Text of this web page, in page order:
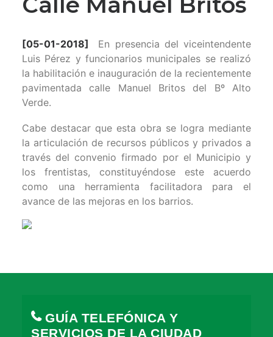
[05-01-2018]
En presencia del viceintendente
Luis Pérez y funcionarios municipales se realizó
la habilitación e inauguración de la recientemente
pavimentada calle Manuel Britos del Bº Alto
Verde.
Cabe destacar que esta obra se logra mediante
la articulación de recursos públicos y privados a
través del convenio firmado por el Municipio y
los frentistas, constituyéndose este acuerdo
como una herramienta facilitadora para el
avance de las mejoras en los barrios.
GUÍA TELEFÓNICA Y
SERVICIOS DE LA CIUDAD